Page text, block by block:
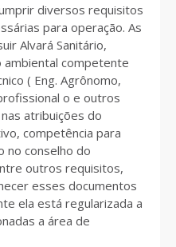
diversos requisitos
para operação. As
Alvará Sanitário,
ambiental competente
( Eng. Agrônomo,
o e outros
atribuições do
competência para
no conselho do
outros requisitos,
esses documentos
ela está regularizada a
a área de